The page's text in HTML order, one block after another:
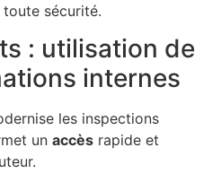
sécurité.
: utilisation de
internes
les inspections
un accès rapide et